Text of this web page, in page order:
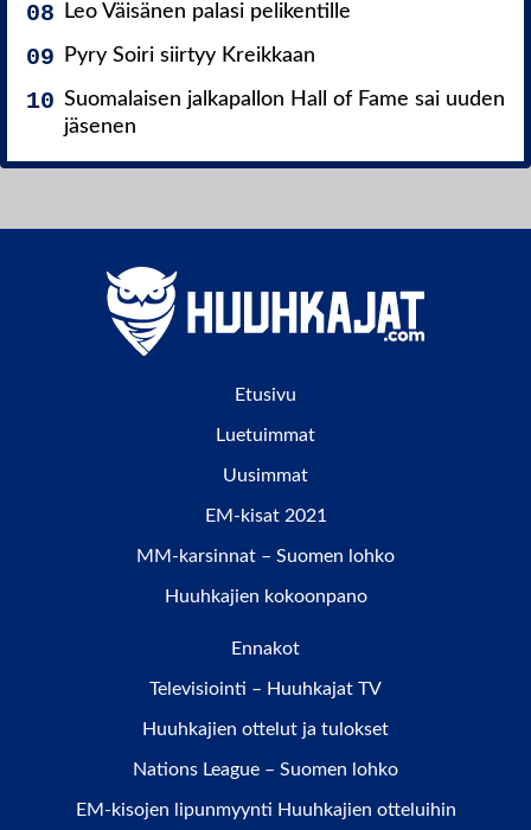
Leo Väisänen palasi pelikentille
Pyry Soiri siirtyy Kreikkaan
Suomalaisen jalkapallon Hall of Fame sai uuden
jäsenen
Etusivu
Luetuimmat
Uusimmat
EM-kisat 2021
MM-karsinnat – Suomen lohko
Huuhkajien kokoonpano
Ennakot
Televisiointi – Huuhkajat TV
Huuhkajien ottelut ja tulokset
Nations League – Suomen lohko
EM-kisojen lipunmyynti Huuhkajien otteluihin